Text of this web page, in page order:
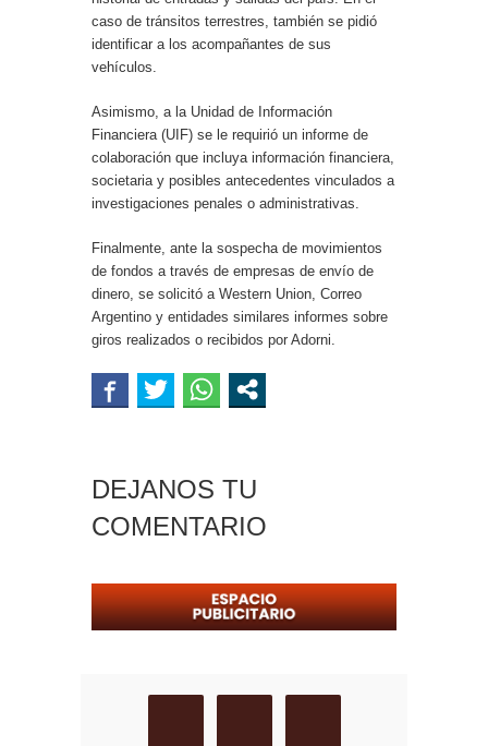
caso de tránsitos terrestres, también se pidió
identificar a los acompañantes de sus
vehículos.
Asimismo, a la Unidad de Información
Financiera (UIF) se le requirió un informe de
colaboración que incluya información financiera,
societaria y posibles antecedentes vinculados a
investigaciones penales o administrativas.
Finalmente, ante la sospecha de movimientos
de fondos a través de empresas de envío de
dinero, se solicitó a Western Union, Correo
Argentino y entidades similares informes sobre
giros realizados o recibidos por Adorni.
DEJANOS TU
COMENTARIO